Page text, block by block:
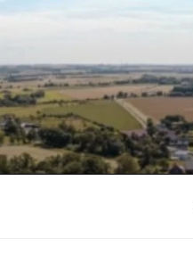
Zum
springen